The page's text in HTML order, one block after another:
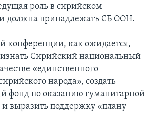
роль в сирийском
должна принадлежать СБ ООН.
конференции, как ожидается,
Сирийский национальный
«единственного
народа», создать
фонд по оказанию гуманитарной
выразить поддержку «плану